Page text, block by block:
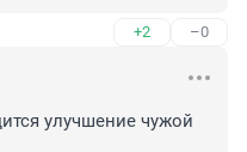
+2 –0
улучшение чужой